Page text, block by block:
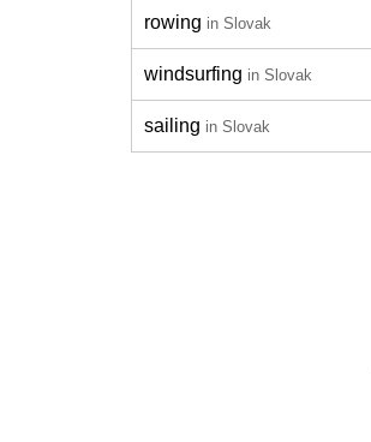
rowing in Slovak
windsurfing in Slovak
sailing in Slovak